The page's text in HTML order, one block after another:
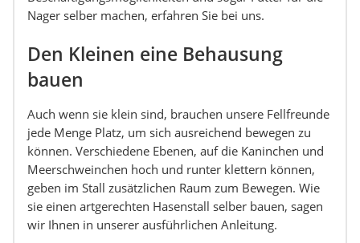
Nager selber machen, erfahren Sie bei uns.
Den Kleinen eine Behausung
bauen
Auch wenn sie klein sind, brauchen unsere Fellfreunde
jede Menge Platz, um sich ausreichend bewegen zu
können. Verschiedene Ebenen, auf die Kaninchen und
Meerschweinchen hoch und runter klettern können,
geben im Stall zusätzlichen Raum zum Bewegen. Wie
sie einen artgerechten Hasenstall selber bauen, sagen
wir Ihnen in unserer ausführlichen Anleitung.